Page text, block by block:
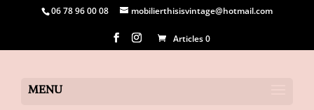
06 78 96 00 08 mobilierthisisvintage@hotmail.com
Articles 0